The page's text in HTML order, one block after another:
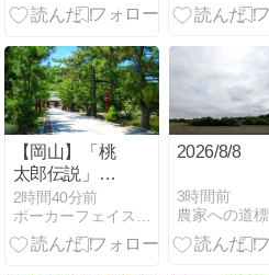
策♪～日本発着
リッシマお手
軽沖縄クルー
ズー2024.11
月・旅行記
⑧-2
【岡山】「桃
太郎伝説」ゆ
かりの地！
「吉備津神
社」と「吉備
2時間40分前
2026/8/8
3時間前
農家への道標